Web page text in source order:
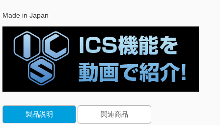
Made in Japan
製品説明 関連商品